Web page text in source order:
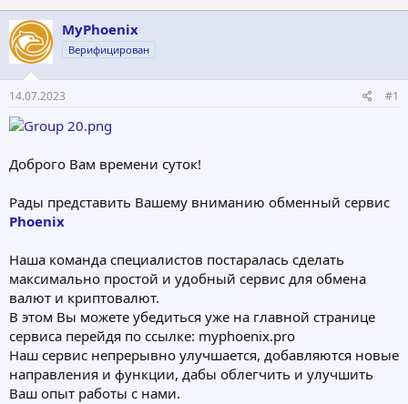
т
о
р
т
е
м
ы
т
а
н
а
ч
л
а
MyPhoenix
Верифицирован
14.07.2023 #1
Доброго Вам времени суток!
Рады представить Вашему вниманию обменный сервис
Phoenix
Наша команда специалистов постаралась сделать
максимально простой и удобный сервис для обмена
валют и криптовалют.
В этом Вы можете убедиться уже на главной странице
сервиса перейдя по ссылке: myphoenix.pro
Наш сервис непрерывно улучшается, добавляются новые
направления и функции, дабы облегчить и улучшить
Ваш опыт работы с нами.